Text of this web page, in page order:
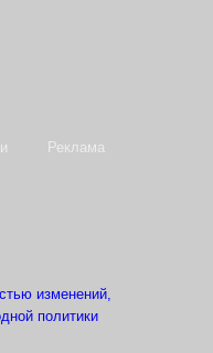
Реклама
изменений,
политики